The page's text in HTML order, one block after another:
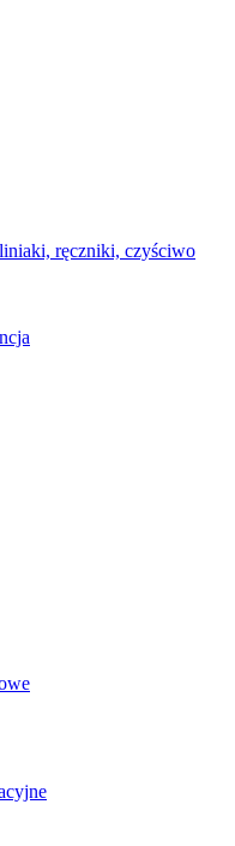
ręczniki, czyściwo